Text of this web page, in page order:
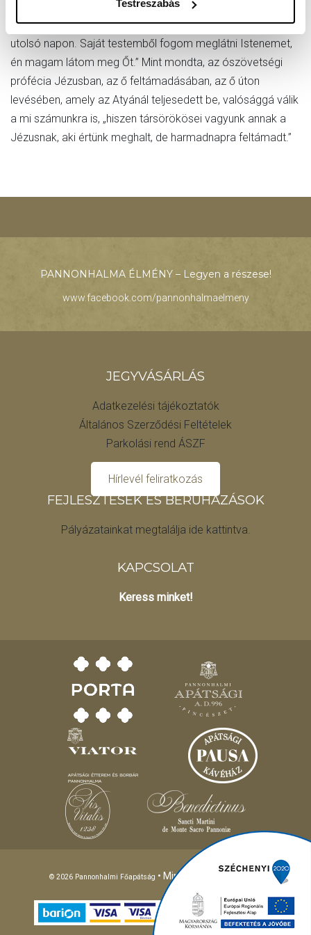
Testreszabás
idézte Titusz atya, amit még nagyapja sírján olvasott:
„Tudom, hogy Megváltóm él, Ő támaszt fel engem az
utolsó napon. Saját testemből fogom meglátni Istenemet,
én magam látom meg Őt.” Mint mondta, az ószövetségi
prófécia Jézusban, az ő feltámadásában, az ő úton
levésében, amely az Atyánál teljesedett be, valósággá válik
a mi számunkra is, „hiszen társörökösei vagyunk annak a
Jézusnak, aki értünk meghalt, de harmadnapra feltámadt.”
PANNONHALMA ÉLMÉNY – Legyen a részese!
www.facebook.com/pannonhalmaelmeny
JEGYVÁSÁRLÁS
Adatkezelési tájékoztatók
Általános Szerződési Feltételek
Parkolási rend ÁSZF
Hírlevél feliratkozás
FEJLESZTÉSEK ÉS BERUHÁZÁSOK
Pályázatainkat megtalálja ide kattintva.
KAPCSOLAT
Keress minket!
© 2026 Pannonhalmi Főapátság • Minden jog fenntartva!
Different